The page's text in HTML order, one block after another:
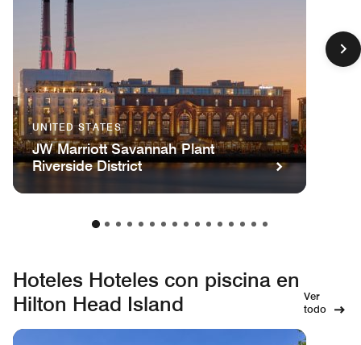
UNITED STATES
JW Marriott Savannah Plant
Riverside District
Hoteles Hoteles con piscina en
Hilton Head Island
Ver
todo